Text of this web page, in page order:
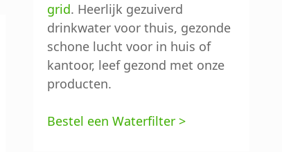
grid. Heerlijk gezuiverd
drinkwater voor thuis, gezonde
schone lucht voor in huis of
kantoor, leef gezond met onze
producten.
Bestel een Waterfilter >